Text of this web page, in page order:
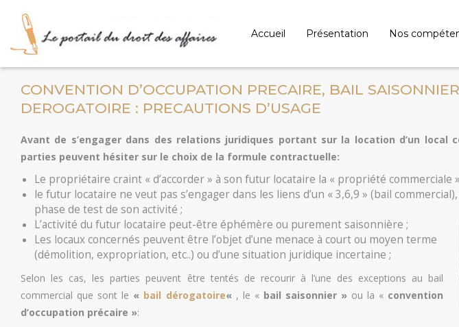
Accueil Présentation Nos
CONVENTION D’OCCUPATION PRECAIRE, BAIL
DEROGATOIRE : PRECAUTIONS D’USAGE
Avant de s’engager dans des relations juridiques portant sur la location d’un local
parties peuvent hésiter sur le choix de la formule contractuelle:
Le propriétaire craint « d’accorder » à son futur locataire la « propriété commerciale
le futur locataire ne veut pas s’engager dans les liens d’un « 3,6,9 » (bail
phase de test de son activité ;
L’activité du futur locataire peut-être éphémère ou purement saisonnière ;
Les locaux concernés peuvent être l’objet d’une menace à court ou moyen terme
(démolition, expropriation, etc..) ou d’une situation juridique incertaine ;
Selon les cas, les parties peuvent être tentés de recourir à l’une des exceptions au bail
commercial que sont le « bail dérogatoire« , le « bail saisonnier » ou la « convention
d’occupation précaire »: